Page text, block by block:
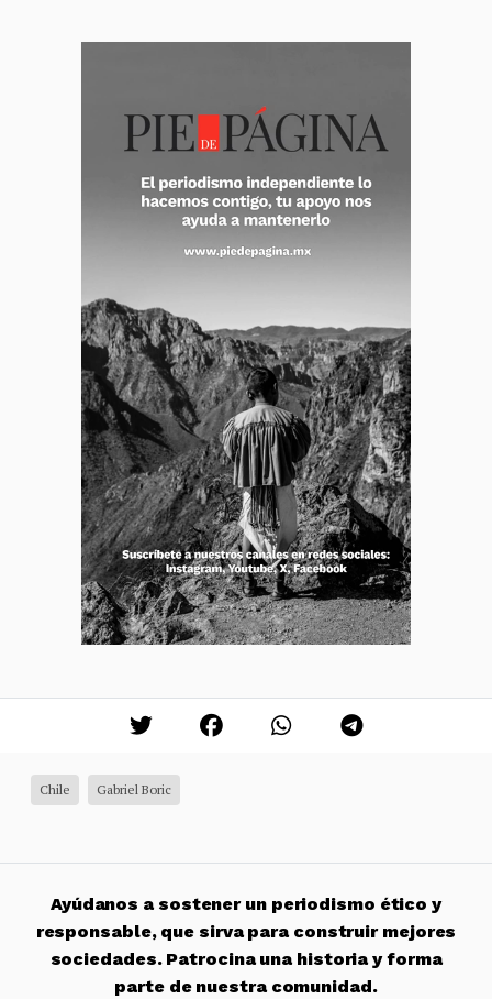
Chile Gabriel Boric
Ayúdanos a sostener un periodismo ético y
responsable, que sirva para construir mejores
sociedades. Patrocina una historia y forma
parte de nuestra comunidad.